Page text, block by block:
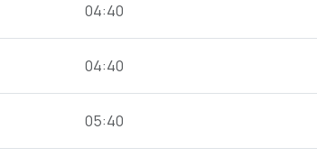
04:40
04:40
05:40